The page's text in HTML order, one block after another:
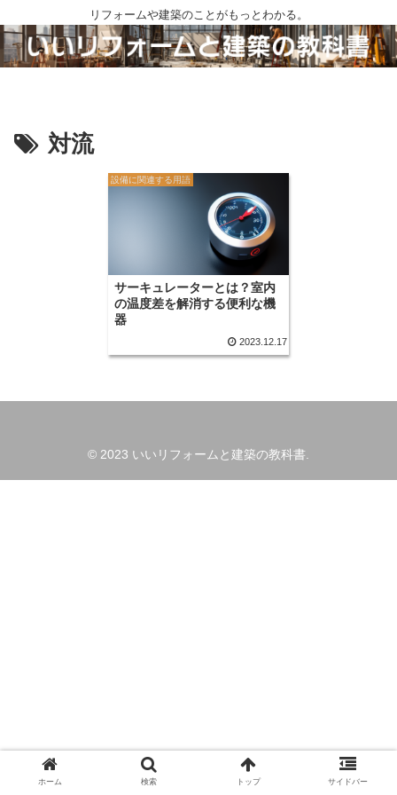
リフォームや建築のことがもっとわかる。
対流
設備に関連する用語
サーキュレーターとは？室内
の温度差を解消する便利な機
器
2023.12.17
© 2023 いいリフォームと建築の教科書.
ホーム 検索 トップ サイドバー